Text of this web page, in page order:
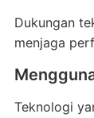
Dukungan
menjaga
Teknologi